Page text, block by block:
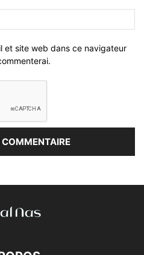
et site web dans ce navigateur